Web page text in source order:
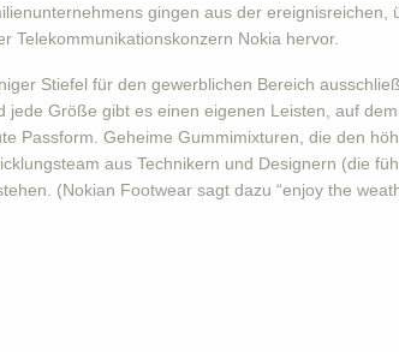
gingen aus der
Telekommunikationskonzern Nokia hervor.
Stiefel für den gewerblichen Bereich
Größe gibt es einen eigenen Leisten, auf
Passform. Geheime Gummimixturen, die den
aus Technikern und Designern (die
(Nokian Footwear sagt dazu “enjoy the